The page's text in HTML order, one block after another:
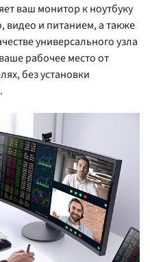
ваш монитор к ноутбуку
видео и питанием, а также
универсального узла
рабочее место от
без установки